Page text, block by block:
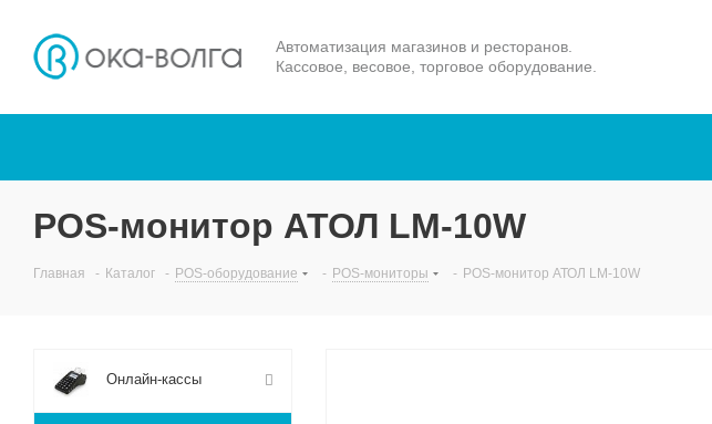
Автоматизация магазинов и ресторанов.
Кассовое, весовое, торговое оборудование.
POS-монитор АТОЛ LM-10W
Главная - Каталог - POS-оборудование - POS-мониторы - POS-монитор АТОЛ LM-10W
Онлайн-кассы